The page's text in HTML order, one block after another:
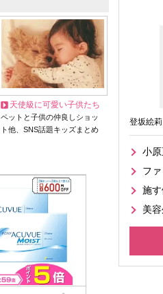
天使級に可愛い子供たち
ペットと子供の仲良しショッ
ト他、SNS話題キッズまとめ
登坂絵
小
フ
施
美